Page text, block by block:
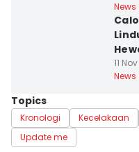
News
11
News
Topics
Kronologi Kecelakaan
Update me